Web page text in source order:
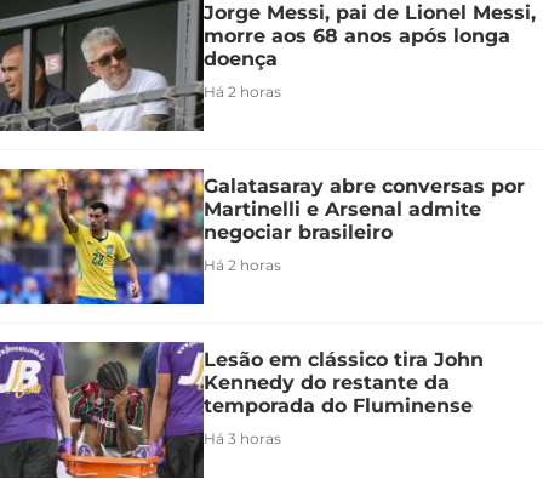
Jorge Messi, pai de Lionel Messi,
morre aos 68 anos após longa
doença
Há 2 horas
Galatasaray abre conversas por
Martinelli e Arsenal admite
negociar brasileiro
Há 2 horas
Lesão em clássico tira John
Kennedy do restante da
temporada do Fluminense
Há 3 horas